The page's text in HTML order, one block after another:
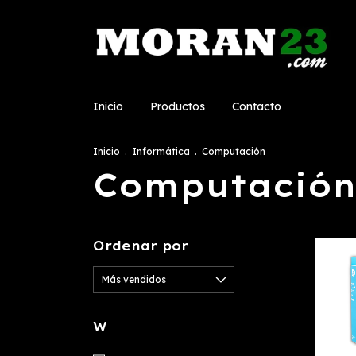
Inicio Productos Contacto
Inicio . Informática . Computación
Computación
Ordenar por
W